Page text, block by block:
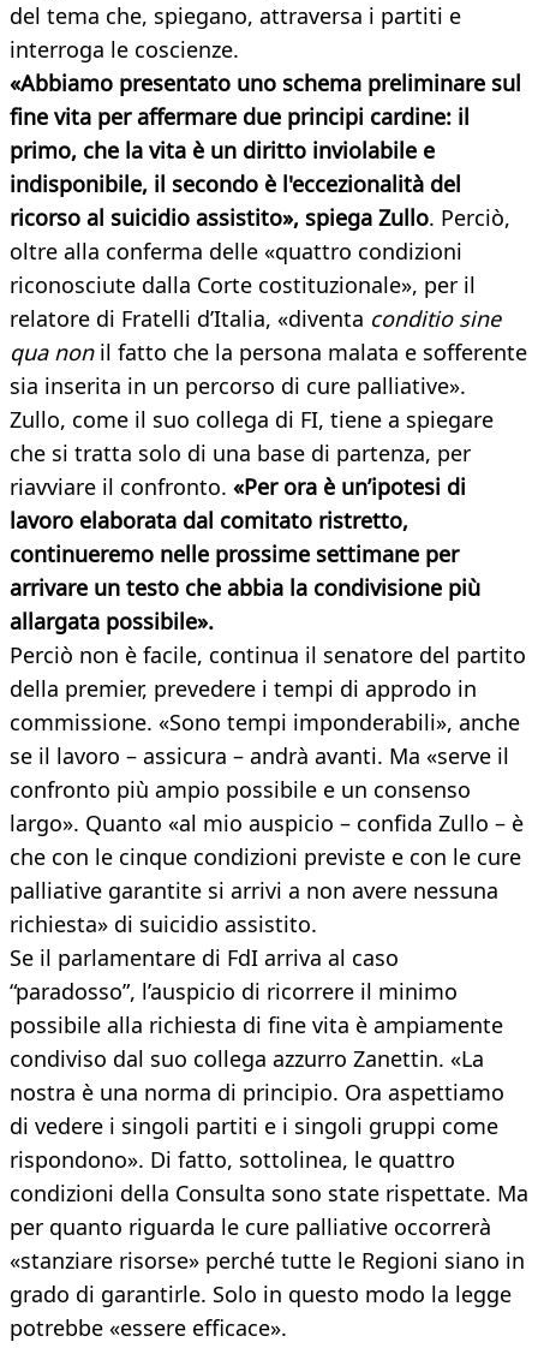
del tema che, spiegano, attraversa i partiti e
interroga le coscienze.
«Abbiamo presentato uno schema preliminare sul
fine vita per affermare due principi cardine: il
primo, che la vita è un diritto inviolabile e
indisponibile, il secondo è l'eccezionalità del
ricorso al suicidio assistito», spiega Zullo. Perciò,
oltre alla conferma delle «quattro condizioni
riconosciute dalla Corte costituzionale», per il
relatore di Fratelli d’Italia, «diventa conditio sine
qua nonil fatto che la persona malata e sofferente
sia inserita in un percorso di cure palliative».
Zullo, come il suo collega di FI, tiene a spiegare
che si tratta solo di una base di partenza, per
riavviare il confronto. «Per ora è un’ipotesi di
lavoro elaborata dal comitato ristretto,
continueremo nelle prossime settimane per
arrivare un testo che abbia la condivisione più
allargata possibile».
Perciò non è facile, continua il senatore del partito
della premier, prevedere i tempi di approdo in
commissione. «Sono tempi imponderabili», anche
se il lavoro – assicura – andrà avanti. Ma «serve il
confronto più ampio possibile e un consenso
largo». Quanto «al mio auspicio – confida Zullo – è
che con le cinque condizioni previste e con le cure
palliative garantite si arrivi a non avere nessuna
richiesta» di suicidio assistito.
Se il parlamentare di FdI arriva al caso
“paradosso”, l’auspicio di ricorrere il minimo
possibile alla richiesta di fine vita è ampiamente
condiviso dal suo collega azzurro Zanettin. «La
nostra è una norma di principio. Ora aspettiamo
di vedere i singoli partiti e i singoli gruppi come
rispondono». Di fatto, sottolinea, le quattro
condizioni della Consulta sono state rispettate. Ma
per quanto riguarda le cure palliative occorrerà
«stanziare risorse» perché tutte le Regioni siano in
grado di garantirle. Solo in questo modo la legge
potrebbe «essere efficace».